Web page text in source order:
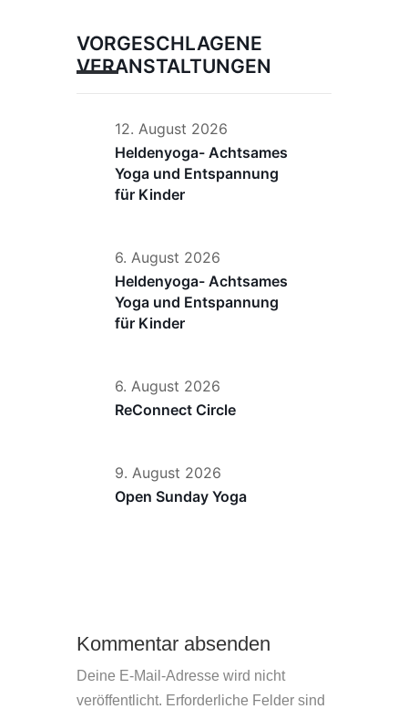
VORGESCHLAGENE
VERANSTALTUNGEN
12. August 2026
Heldenyoga- Achtsames
Yoga und Entspannung
für Kinder
6. August 2026
Heldenyoga- Achtsames
Yoga und Entspannung
für Kinder
6. August 2026
ReConnect Circle
9. August 2026
Open Sunday Yoga
Kommentar absenden
Deine E-Mail-Adresse wird nicht
veröffentlicht. Erforderliche Felder sind